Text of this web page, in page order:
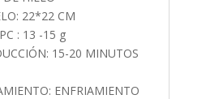
22*22 CM
: 13 -15 g
15-20 MINUTOS
ENFRIAMIENTO